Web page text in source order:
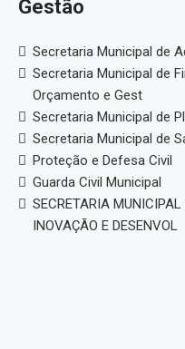
Gestão
Secretaria Municipal de
Secretaria Municipal de
Orçamento e Gest
Secretaria Municipal de
Secretaria Municipal de
Proteção e Defesa Civil
Guarda Civil Municipal
SECRETARIA
INOVAÇÃO E DESENVOL